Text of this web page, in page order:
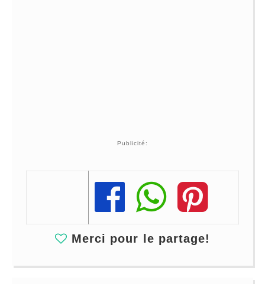
Publicité:
Share
Share
Share
Merci pour le partage!